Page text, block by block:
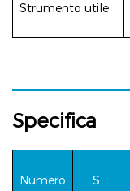
Strumento utile
Specifica
Numero
S